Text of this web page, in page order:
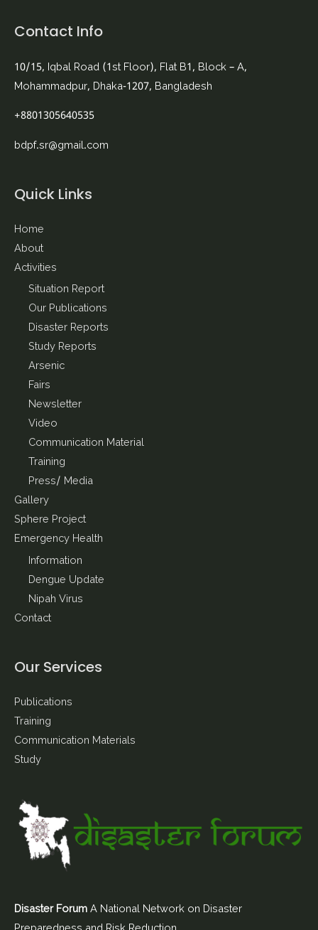
Contact Info
10/15, Iqbal Road (1st Floor), Flat B1, Block – A,
Mohammadpur, Dhaka-1207, Bangladesh
+8801305640535
bdpf.sr@gmail.com
Quick Links
Home
About
Activities
Situation Report
Our Publications
Disaster Reports
Study Reports
Arsenic
Fairs
Newsletter
Video
Communication Material
Training
Press/ Media
Gallery
Sphere Project
Emergency Health
Information
Dengue Update
Nipah Virus
Contact
Our Services
Publications
Training
Communication Materials
Study
Disaster Forum A National Network on Disaster